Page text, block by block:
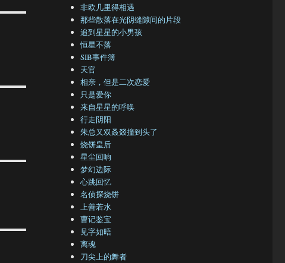
非欧几里得相遇
那些散落在光阴缝隙间的片段
追到星星的小男孩
恒星不落
SIB事件簿
天官
相亲，但是二次恋爱
只是爱你
来自星星的呼唤
行走阴阳
朱总又双叒叕撞到头了
烧饼皇后
星尘回响
梦幻边际
心跳回忆
名侦探烧饼
上善若水
曹记鉴宝
见字如晤
离魂
刀尖上的舞者